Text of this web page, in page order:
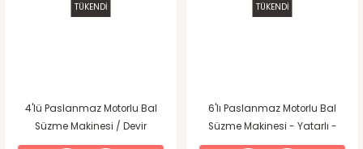
TÜKENDİ
4'lü Paslanmaz Motorlu Bal
Süzme Makinesi / Devir
Kontrollü
TÜKENDİ
6'lı Paslanmaz Motorlu Bal
Süzme Makinesi - Yatarlı -
Zaman Ayarlı - Yarı Otomatik